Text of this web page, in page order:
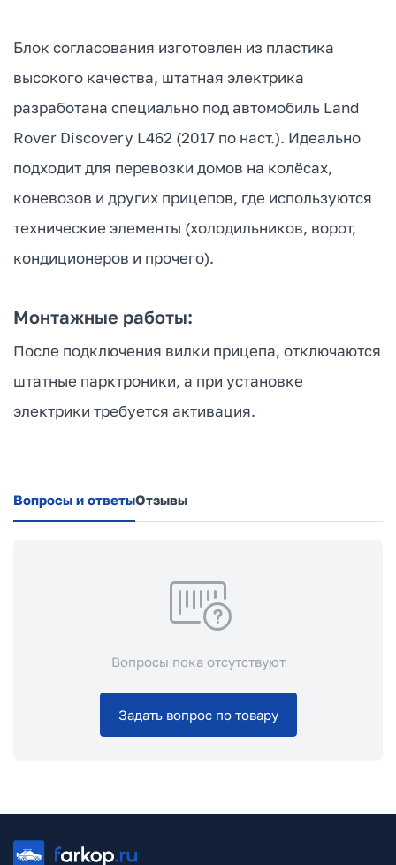
Блок согласования изготовлен из пластика
высокого качества, штатная электрика
разработана специально под автомобиль Land
Rover Discovery L462 (2017 по наст.). Идеально
подходит для перевозки домов на колёсах,
коневозов и других прицепов, где используются
технические элементы (холодильников, ворот,
кондиционеров и прочего).
Монтажные работы:
После подключения вилки прицепа, отключаются
штатные парктроники, а при установке
электрики требуется активация.
Вопросы и ответыОтзывы
Вопросы пока отсутствуют
Задать вопрос по товару